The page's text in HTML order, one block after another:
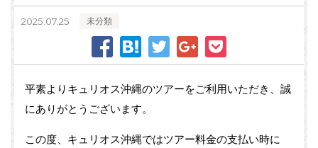
2025.07.25 未分類
平素よりキュリオス沖縄のツアーをご利用いただき、誠
にありがとうございます。
この度、キュリオス沖縄ではツアー料金の支払い時に